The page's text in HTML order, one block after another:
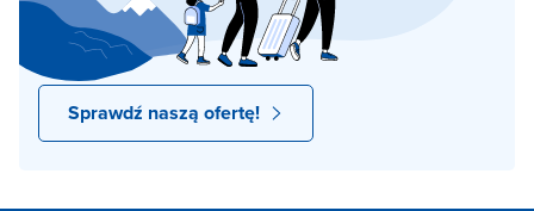
Sprawdź naszą ofertę!